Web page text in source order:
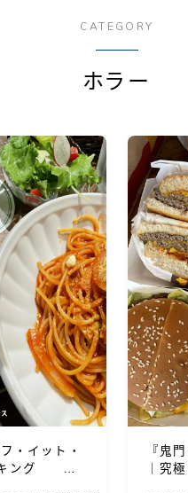
CATEGORY
ホラー
・イット・
キング あ
『鬼
｜究